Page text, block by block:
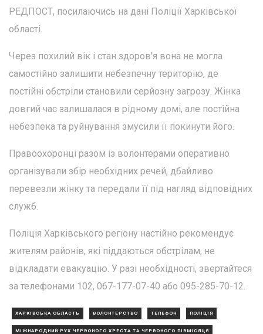
РЕДПОСТ, посилаючись на дані Поліції Харківської
області.
Через похилий вік і стан здоров'я вона не могла
самостійно залишити небезпечну територію, де
постійні обстріли становили серйозну загрозу. Жінка
довгий час залишалася в рідному домі, але постійна
небезпека та руйнування змусили її покинути його.
Правоохоронці разом із волонтерами оперативно
організували збір необхідних речей, дбайливо
перевезли жінку та передали її під нагляд відповідних
служб.
Поліція Харківського регіону настійно рекомендує
жителям районів, які піддаються обстрілам, не
відкладати евакуацію. У разі необхідності, звертайтеся
за телефонами 102, 067-177-07-40 або 095-285-70-12.
ХАРКІВСЬКА ОБЛАСТЬ ВОЛОНТЕРСТВО ТЕЛЕФОН ПОЛІЦІЯ
МІЖНАРОДНИЙ РУХ ЧЕРВОНОГО ХРЕСТА ТА ЧЕРВОНОГО ПІВМІСЯЦЯ